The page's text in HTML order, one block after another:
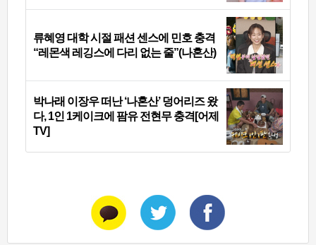
류혜영 대학 시절 패션 센스에 민호 충격
“레몬색 레깅스에 다리 없는 줄”(나혼산)
박나래 이장우 떠난 ‘나혼산’ 덩어리즈 왔
다, 1인 1케이크에 팜유 전현무 충격[어제
TV]